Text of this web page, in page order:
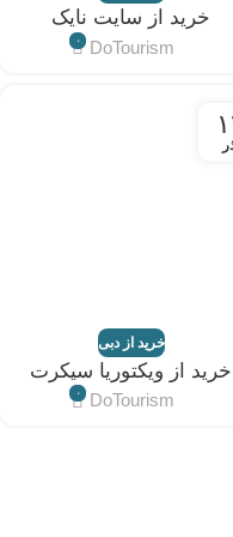
خرید از سایت نایک
DoTourism ۰
خرید از دبی
خرید از ویکتوریا سیکرت
DoTourism ۰